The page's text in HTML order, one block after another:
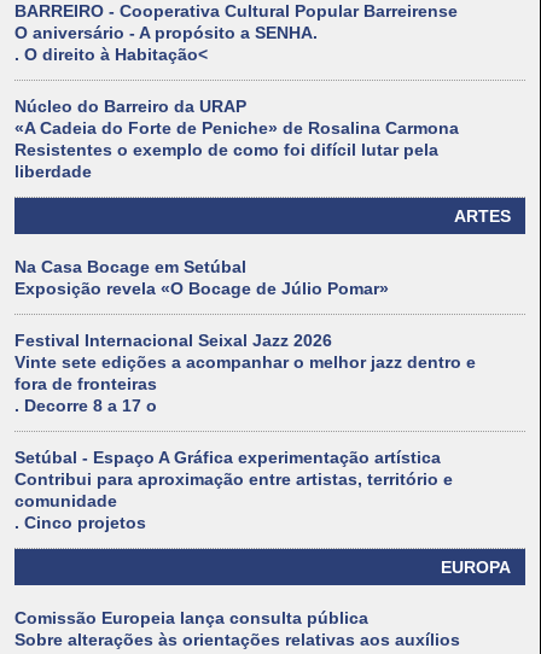
BARREIRO - Cooperativa Cultural Popular Barreirense
O aniversário - A propósito a SENHA.
. O direito à Habitação<
Núcleo do Barreiro da URAP
«A Cadeia do Forte de Peniche» de Rosalina Carmona
Resistentes o exemplo de como foi difícil lutar pela
liberdade
ARTES
Na Casa Bocage em Setúbal
Exposição revela «O Bocage de Júlio Pomar»
Festival Internacional Seixal Jazz 2026
Vinte sete edições a acompanhar o melhor jazz dentro e
fora de fronteiras
. Decorre 8 a 17 o
Setúbal - Espaço A Gráfica experimentação artística
Contribui para aproximação entre artistas, território e
comunidade
. Cinco projetos
EUROPA
Comissão Europeia lança consulta pública
Sobre alterações às orientações relativas aos auxílios